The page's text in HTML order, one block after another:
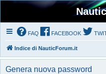
FAQ FACEBOOK
Indice di NauticForum.it
Genera nuova password